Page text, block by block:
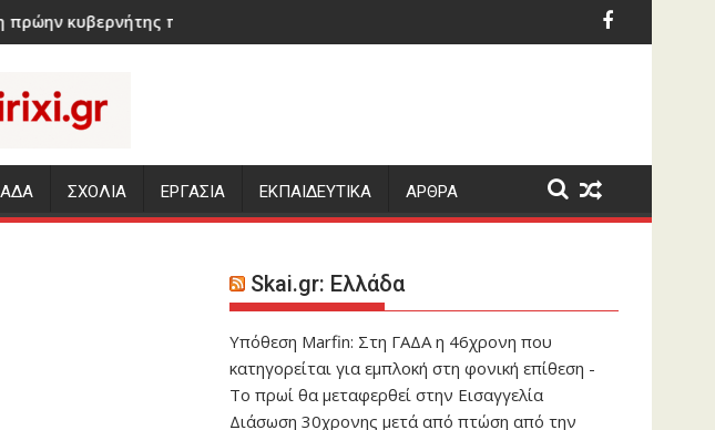
πολιτείας του Μεξικού για την εξαφάνιση των 43 φοιτητών το 2014
Εορτολόγιο: Ποιοι γιορτάζουν σήμερα 7 ΑυγούστουΟ Ρόμπι
ΣΧΟΛΙΑ ΕΡΓΑΣΙΑ ΕΚΠΑΙΔΕΥΤΙΚΑ ΑΡΘΡΑ
Skai.gr: Ελλάδα
Υπόθεση Marfin: Στη ΓΑΔΑ η 46χρονη που
κατηγορείται για εμπλοκή στη φονική επίθεση -
Το πρωί θα μεταφερθεί στην Εισαγγελία
Διάσωση 30χρονης μετά από πτώση από την